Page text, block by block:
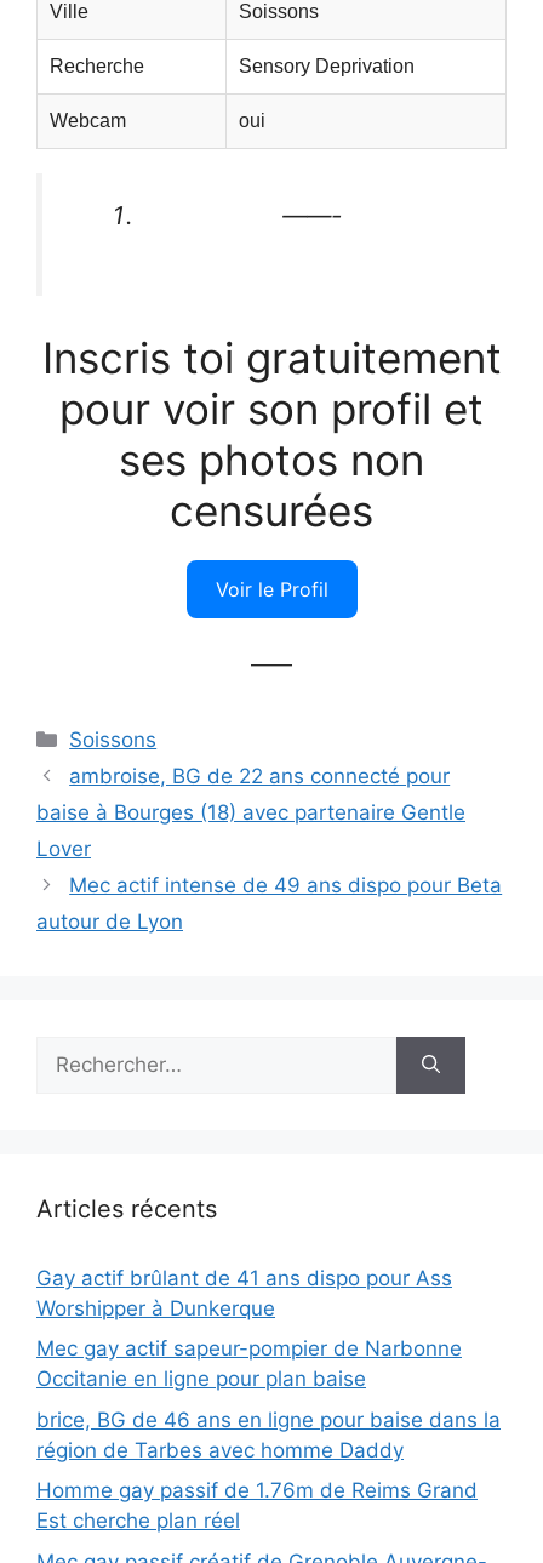
Ville Soissons
Recherche Sensory Deprivation
Webcam oui
——-
Inscris toi gratuitement
pour voir son profil et
ses photos non
censurées
Voir le Profil
——
Catégories
Soissons
ambroise, BG de 22 ans connecté pour
baise à Bourges (18) avec partenaire Gentle
Lover
Mec actif intense de 49 ans dispo pour Beta
autour de Lyon
Articles récents
Gay actif brûlant de 41 ans dispo pour Ass
Worshipper à Dunkerque
Mec gay actif sapeur-pompier de Narbonne
Occitanie en ligne pour plan baise
brice, BG de 46 ans en ligne pour baise dans la
région de Tarbes avec homme Daddy
Homme gay passif de 1.76m de Reims Grand
Est cherche plan réel